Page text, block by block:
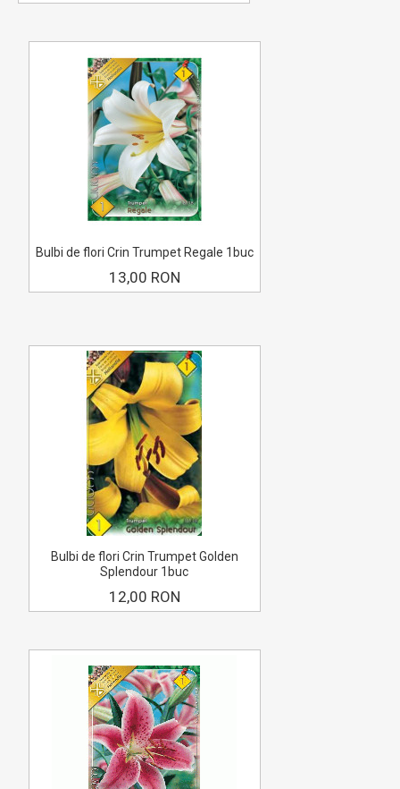
Bulbi de flori Crin Trumpet Regale 1buc
13,00 RON
Bulbi de flori Crin Trumpet Golden
Splendour 1buc
12,00 RON